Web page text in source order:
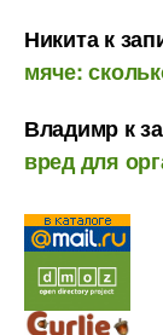
Никитак
мяче:
Владимр к
вред для